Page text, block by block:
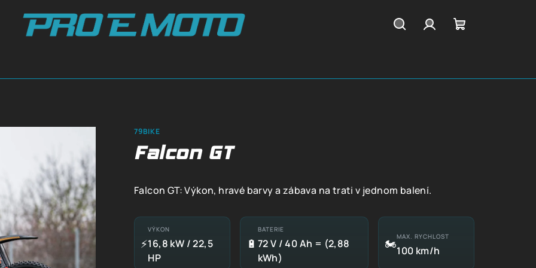
košík
79BIKE
Falcon GT
Falcon GT: Výkon, hravé barvy a zábava na trati v jednom balení.
⚡
VÝKON
16,8 kW / 22,5
HP
🔋
BATERIE
72 V / 40 Ah = (2,88
kWh)
🏍MAX. RYCHLOST
100 km/h